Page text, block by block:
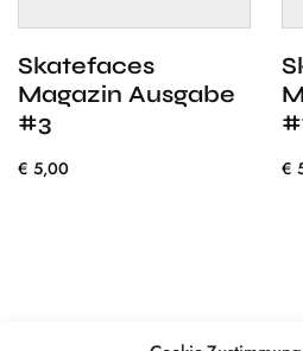
Skatefaces
Magazin Ausgabe
#3
€ 5,00 €